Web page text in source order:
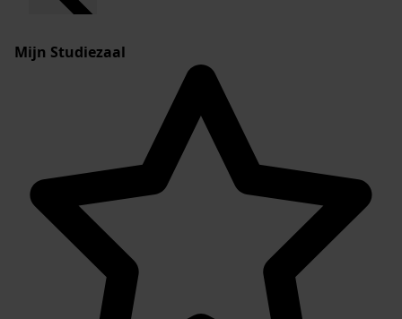
Mijn Studiezaal